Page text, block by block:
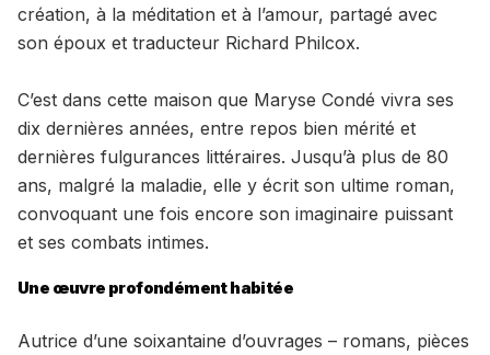
création, à la méditation et à l’amour, partagé avec
son époux et traducteur Richard Philcox.
C’est dans cette maison que Maryse Condé vivra ses
dix dernières années, entre repos bien mérité et
dernières fulgurances littéraires. Jusqu’à plus de 80
ans, malgré la maladie, elle y écrit son ultime roman,
convoquant une fois encore son imaginaire puissant
et ses combats intimes.
Une œuvre profondément habitée
Autrice d’une soixantaine d’ouvrages – romans, pièces